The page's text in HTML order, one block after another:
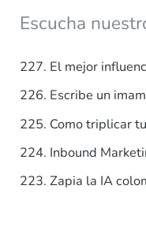
a
p
o
Escucha
227. El mejor
226. Escribe un
225. Como triplicar
224. Inbound
223. Zapia la IA